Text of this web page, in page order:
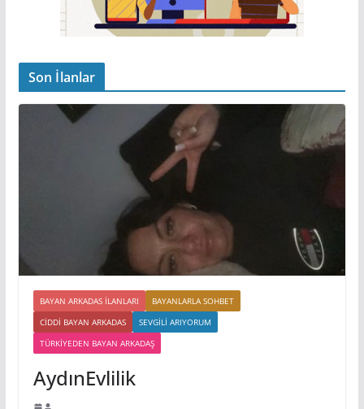
Son İlanlar
BAYAN ARKADAS ILANLARI
BAYANLARLA SOHBET
CIDDI BAYAN ARKADAS
SEVGILI ARIYORUM
TÜRKIYEDEN BAYAN ARKADAŞ
AydınEvlilik